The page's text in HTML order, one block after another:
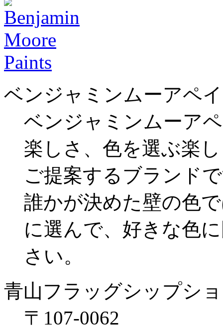
ベンジャミンムーアペ
ベンジャミンムーア
楽しさ、色を選ぶ楽
ご提案するブランド
誰かが決めた壁の色
に選んで、好きな色
さい。
青山フラッグシップシ
〒107‐0062